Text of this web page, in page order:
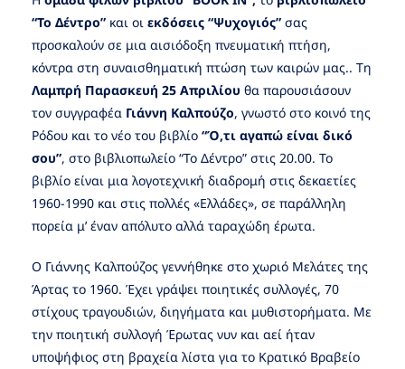
“Το Δέντρο” και οι εκδόσεις “Ψυχογιός” σας
προσκαλούν σε μια αισιόδοξη πνευματική πτήση,
κόντρα στη συναισθηματική πτώση των καιρών μας.. Τη
Λαμπρή Παρασκευή 25 Απριλίου θα παρουσιάσουν
τον συγγραφέα Γιάννη Καλπούζο, γνωστό στο κοινό της
Ρόδου και το νέο του βιβλίο “Ό,τι αγαπώ είναι δικό
σου”, στο βιβλιοπωλείο “Το Δέντρο” στις 20.00. Το
βιβλίο είναι μια λογοτεχνική διαδρομή στις δεκαετίες
1960-1990 και στις πολλές «Ελλάδες», σε παράλληλη
πορεία μ’ έναν απόλυτο αλλά ταραχώδη έρωτα.
Ο Γιάννης Καλπούζος γεννήθηκε στο χωριό Μελάτες της
Άρτας το 1960. Έχει γράψει ποιητικές συλλογές, 70
στίχους τραγουδιών, διηγήματα και μυθιστορήματα. Με
την ποιητική συλλογή Έρωτας νυν και αεί ήταν
υποψήφιος στη βραχεία λίστα για το Κρατικό Βραβείο